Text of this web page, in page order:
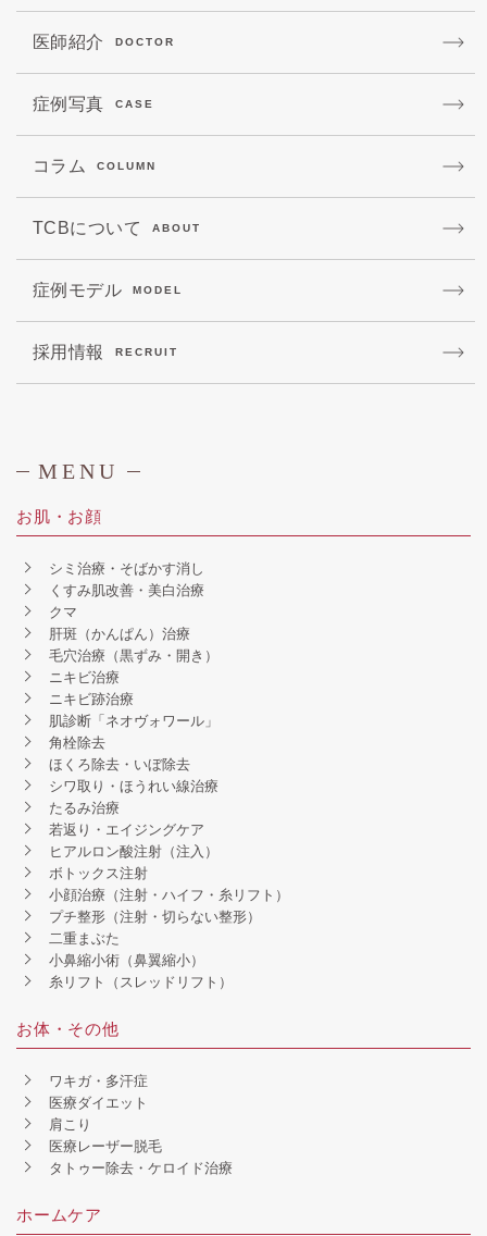
医師紹介 DOCTOR
症例写真 CASE
コラム COLUMN
TCBについて ABOUT
症例モデル MODEL
採用情報 RECRUIT
MENU
お肌・お顔
シミ治療・そばかす消し
くすみ肌改善・美白治療
クマ
肝斑（かんぱん）治療
毛穴治療（黒ずみ・開き）
ニキビ治療
ニキビ跡治療
肌診断「ネオヴォワール」
角栓除去
ほくろ除去・いぼ除去
シワ取り・ほうれい線治療
たるみ治療
若返り・エイジングケア
ヒアルロン酸注射（注入）
ボトックス注射
小顔治療（注射・ハイフ・糸リフト）
プチ整形（注射・切らない整形）
二重まぶた
小鼻縮小術（鼻翼縮小）
糸リフト（スレッドリフト）
お体・その他
ワキガ・多汗症
医療ダイエット
肩こり
医療レーザー脱毛
タトゥー除去・ケロイド治療
ホームケア